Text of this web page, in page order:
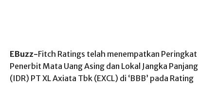
EBuzz-Fitch Ratings telah menempatkan Peringkat
Penerbit Mata Uang Asing dan Lokal Jangka Panjang
(IDR) PT XL Axiata Tbk (EXCL) di ‘BBB’ pada Rating